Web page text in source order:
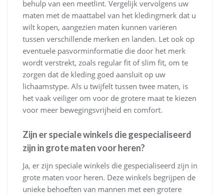
behulp van een meetlint. Vergelijk vervolgens uw
maten met de maattabel van het kledingmerk dat u
wilt kopen, aangezien maten kunnen variëren
tussen verschillende merken en landen. Let ook op
eventuele pasvorminformatie die door het merk
wordt verstrekt, zoals regular fit of slim fit, om te
zorgen dat de kleding goed aansluit op uw
lichaamstype. Als u twijfelt tussen twee maten, is
het vaak veiliger om voor de grotere maat te kiezen
voor meer bewegingsvrijheid en comfort.
Zijn er speciale winkels die gespecialiseerd
zijn in grote maten voor heren?
Ja, er zijn speciale winkels die gespecialiseerd zijn in
grote maten voor heren. Deze winkels begrijpen de
unieke behoeften van mannen met een grotere